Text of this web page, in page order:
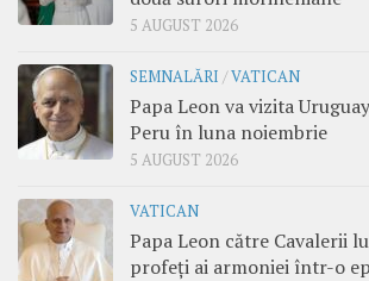
5 AUGUST 2026
SEMNALĂRI /VATICAN
Papa Leon va vizita
Peru în luna noiembrie
5 AUGUST 2026
VATICAN
Papa Leon către Cavalerii
profeți ai armoniei într-o